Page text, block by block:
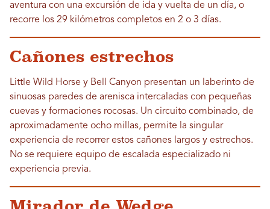
aventura con una excursión de ida y vuelta de un día, o
recorre los 29 kilómetros completos en 2 o 3 días.
Cañones estrechos
Little Wild Horse y Bell Canyon presentan un laberinto de
sinuosas paredes de arenisca intercaladas con pequeñas
cuevas y formaciones rocosas. Un circuito combinado, de
aproximadamente ocho millas, permite la singular
experiencia de recorrer estos cañones largos y estrechos.
No se requiere equipo de escalada especializado ni
experiencia previa.